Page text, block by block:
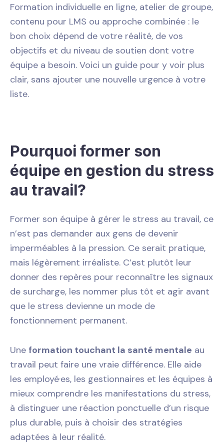
Formation individuelle en ligne, atelier de groupe,
contenu pour LMS ou approche combinée : le
bon choix dépend de votre réalité, de vos
objectifs et du niveau de soutien dont votre
équipe a besoin. Voici un guide pour y voir plus
clair, sans ajouter une nouvelle urgence à votre
liste.
Pourquoi former son
équipe en gestion du stress
au travail?
Former son équipe à gérer le stress au travail, ce
n’est pas demander aux gens de devenir
imperméables à la pression. Ce serait pratique,
mais légèrement irréaliste. C’est plutôt leur
donner des repères pour reconnaître les signaux
de surcharge, les nommer plus tôt et agir avant
que le stress devienne un mode de
fonctionnement permanent.
Une formation touchant la santé mentale au
travail peut faire une vraie différence. Elle aide
les employé·es, les gestionnaires et les équipes à
mieux comprendre les manifestations du stress,
à distinguer une réaction ponctuelle d’un risque
plus durable, puis à choisir des stratégies
adaptées à leur réalité.